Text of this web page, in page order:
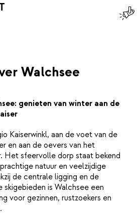
Walchsee
genieten van winter aan de
Kaiserwinkl, aan de voet van de
en aan de oevers van het
Het sfeervolle dorp staat bekend
natuur en veelzijdige
de centrale ligging en de
skigebieden is Walchsee een
voor gezinnen, rustzoekers en